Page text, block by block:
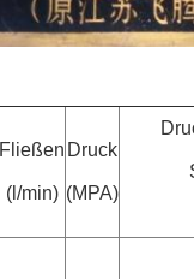
Fließen
(l/min)
Druck
(MPA)